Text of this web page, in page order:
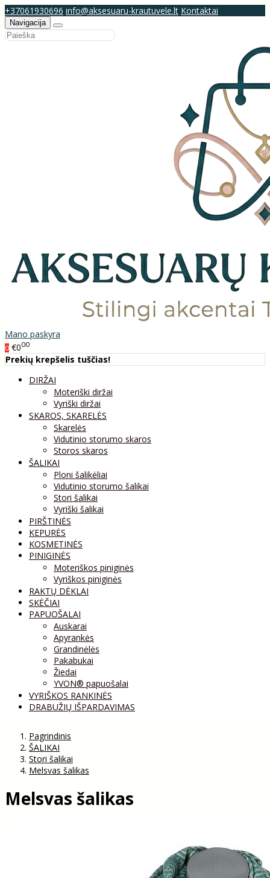
+37061930696 info@aksesuaru-krautuvele.lt Kontaktai
Navigacija
Mano paskyra
0 €000
Prekių krepšelis tuščias!
DIRŽAI
Moteriški diržai
Vyriški diržai
SKAROS, SKARELĖS
Skarelės
Vidutinio storumo skaros
Storos skaros
ŠALIKAI
Ploni šalikėliai
Vidutinio storumo šalikai
Stori šalikai
Vyriški šalikai
PIRŠTINĖS
KEPURĖS
KOSMETINĖS
PINIGINĖS
Moteriškos piniginės
Vyriškos piniginės
RAKTŲ DĖKLAI
SKĖČIAI
PAPUOŠALAI
Auskarai
Apyrankės
Grandinėlės
Pakabukai
Žiedai
YVON® papuošalai
VYRIŠKOS RANKINĖS
DRABUŽIŲ IŠPARDAVIMAS
Pagrindinis
ŠALIKAI
Stori šalikai
Melsvas šalikas
Melsvas šalikas